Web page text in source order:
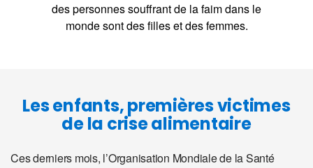
des personnes souffrant de la faim dans le
monde sont des filles et des femmes.
Les enfants, premières victimes
de la crise alimentaire
Ces derniers mois, l’Organisation Mondiale de la Santé